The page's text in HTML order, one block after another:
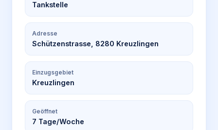
Tankstelle
Adresse
Schützenstrasse, 8280 Kreuzlingen
Einzugsgebiet
Kreuzlingen
Geöffnet
7 Tage/Woche